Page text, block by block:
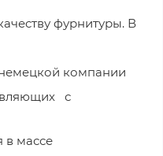
фурнитуры. В
компании
с
массе